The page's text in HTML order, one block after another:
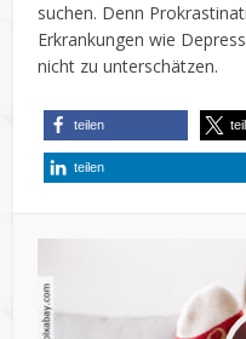
suchen. Denn
Erkrankungen wie
nicht zu unterschätzen.
teilen
teilen